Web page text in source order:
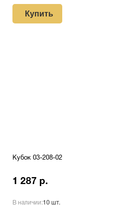
Купить
Кубок 03-208-02
1 287 р.
В наличии:10 шт.